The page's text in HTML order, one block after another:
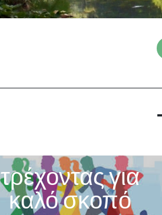
τρέχοντας για
καλό σκοπό